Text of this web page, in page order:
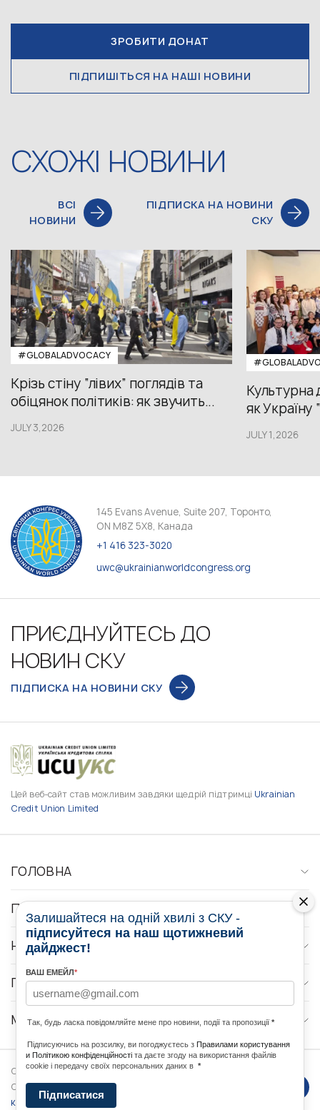
ЗРОБИТИ ДОНАТ
ПІДПИШІТЬСЯ НА НАШІ НОВИНИ
СХОЖІ НОВИНИ
ВСІ
НОВИНИ
ПІДПИСКА НА НОВИНИ
СКУ
#GLOBALADVOCACY
Крізь стіну “лівих” поглядів та
обіцянок політиків: як звучить...
JULY 3,2026
Культурна
як
JULY 1,2026
145 Evans Avenue, Suite 207, Торонто,
ON M8Z 5X8, Канада
+1 416 323-3020
uwc@ukrainianworldcongress.org
ПРИЄДНУЙТЕСЬ ДО
НОВИН СКУ
ПІДПИСКА НА НОВИНИ СКУ
Цей веб-сайт став можливим завдяки щедрій підтримці Ukrainian
Credit Union Limited
ГОЛОВНА
ПРО НАС
НОВИНИ
ПРОГРАМИ
МЕДІА КОНТАКТИ
Copyright © 2026 Ukrainian World
Congress. Powered byDForce
конфеденційності
Залишайтеся на одній хвилі з СКУ -
підписуйтеся на наш щотижневий
дайджест!
ВАШ ЕМЕЙЛ*
Так, будь ласка повідомляйте мене про новини, події та пропозиції *
Підписуючись на розсилку, ви погоджуєтесь з Правилами користування
и Політикою конфіденційності та даєте згоду на використання файлів
cookie і передачу своїх персональних даних в *
Підписатися